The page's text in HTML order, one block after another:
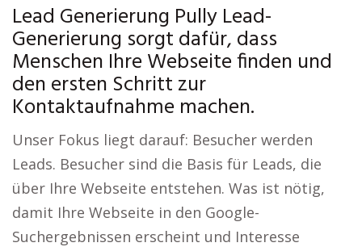
Lead Generierung Pully Lead-
Generierung sorgt dafür, dass
Menschen Ihre Webseite finden und
den ersten Schritt zur
Kontaktaufnahme machen.
Unser Fokus liegt darauf: Besucher werden
Leads. Besucher sind die Basis für Leads, die
über Ihre Webseite entstehen. Was ist nötig,
damit Ihre Webseite in den Google-
Suchergebnissen erscheint und Interesse